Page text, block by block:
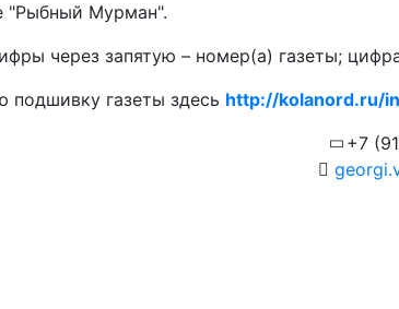
"Рыбный Мурман".
через запятую – номер(а) газеты;
подшивку газеты здесь http://kolanord.ru/
+7